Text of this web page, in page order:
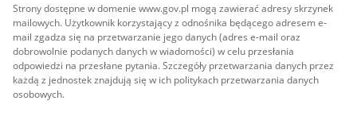
Strony dostępne w domenie www.gov.pl mogą zawierać adresy skrzynek
mailowych. Użytkownik korzystający z odnośnika będącego adresem e-
mail zgadza się na przetwarzanie jego danych (adres e-mail oraz
dobrowolnie podanych danych w wiadomości) w celu przesłania
odpowiedzi na przesłane pytania. Szczegóły przetwarzania danych przez
każdą z jednostek znajdują się w ich politykach przetwarzania danych
osobowych.